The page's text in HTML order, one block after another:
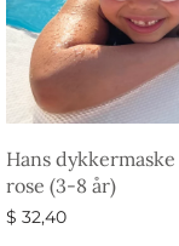
Hans
rose (3-8 år)
$ 32,40